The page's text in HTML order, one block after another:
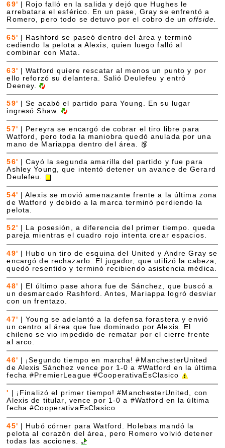
69'
Rojo falló en la salida y dejó que Hughes le
arrebatara el esférico. En un pase, Gray se enfrentó a
Romero, pero todo se detuvo por el cobro de unoffside.
65'
Rashford se paseó dentro del área y terminó
cediendo la pelota a Alexis, quien luego falló al
combinar con Mata.
63' |Watford quiere rescatar al menos un punto y por
ello reforzó su delantera. Salió Deulefeu y entró
Deeney.
59' |Se acabó el partido para Young. En su lugar
ingresó Shaw.
57' | Pereyra se encargó de cobrar el tiro libre para
Watford, pero toda la maniobra quedó anulada por una
mano de Mariappa dentro del área.
56' |Cayó la segunda amarilla del partido y fue para
Ashley Young, que intentó detener un avance de Gerard
Deulefeu.
54' |Alexis se movió amenazante frente a la última zona
de Watford y debido a la marca terminó perdiendo la
pelota.
52'
La posesión, a diferencia del primer tiempo. queda
pareja mientras el cuadro rojo intenta crear espacios.
49'
Hubo un tiro de esquina del United y Andre Gray se
encargó de rechazarlo. El jugador, que utilizó la cabeza,
quedó resentido y terminó recibiendo asistencia médica.
48'
El último pase ahora fue de Sánchez, que buscó a
un desmarcado Rashford. Antes, Mariappa logró desviar
con un frentazo.
47' |Young se adelantó a la defensa forastera y envió
un centro al área que fue dominado por Alexis. El
chileno se vio impedido de rematar por el cierre frente
al arco.
46' | ¡Segundo tiempo en marcha! #ManchesterUnited
de Alexis Sánchez vence por 1-0 a #Watford en la última
fecha #PremierLeague #CooperativaEsClasico
'
¡Finalizó el primer tiempo! #ManchesterUnited, con
Alexis de titular, vence por 1-0 a #Watford en la última
fecha #CooperativaEsClasico
45' | Hubó córner para Watford. Holebas mandó la
pelota al corazón del área, pero Romero volvió detener
todas las acciones.